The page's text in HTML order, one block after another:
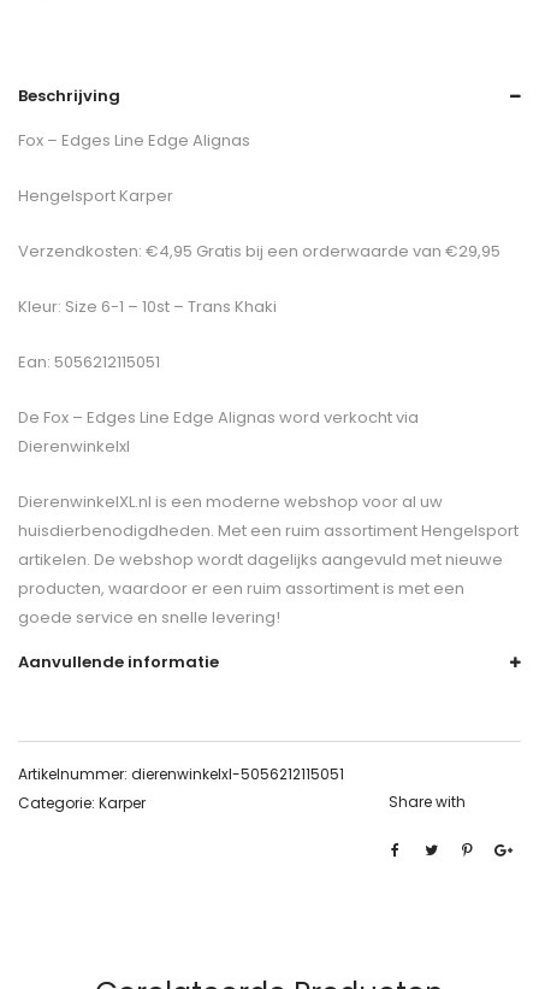
Beschrijving
Fox – Edges Line Edge Alignas
Hengelsport Karper
Verzendkosten: €4,95 Gratis bij een orderwaarde van €29,95
Kleur: Size 6-1 – 10st – Trans Khaki
Ean: 5056212115051
De Fox – Edges Line Edge Alignas word verkocht via
Dierenwinkelxl
DierenwinkelXL.nl is een moderne webshop voor al uw
huisdierbenodigdheden. Met een ruim assortiment Hengelsport
artikelen. De webshop wordt dagelijks aangevuld met nieuwe
producten, waardoor er een ruim assortiment is met een
goede service en snelle levering!
Aanvullende informatie
Artikelnummer: dierenwinkelxl-5056212115051
Categorie: Karper Share with